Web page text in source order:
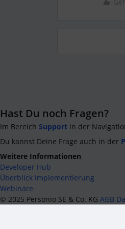
Hast Du noch Fragen?
Im Bereich Support in der
Du kannst Deine Frage auch in der
Weitere Informationen
Developer Hub
Überblick Implementierung
Webinare
© 2025 Personio SE & Co. KG AGB